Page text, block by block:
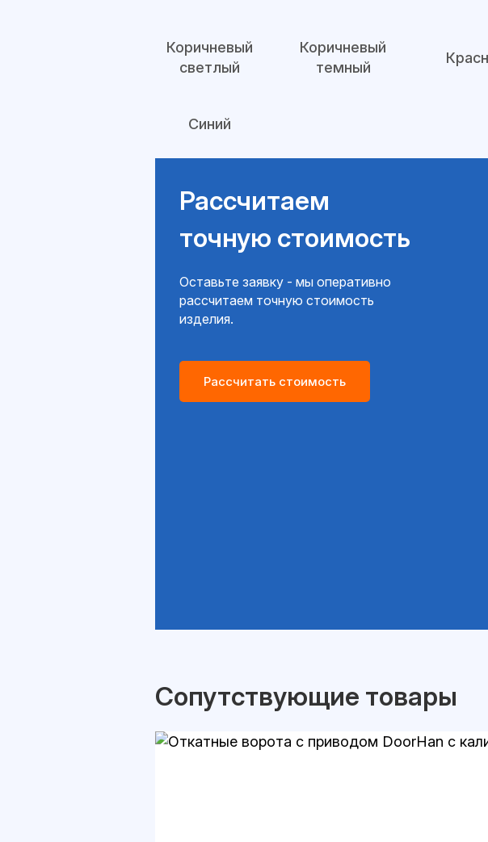
Коричневый
светлый
Коричневый
темный
Синий
Рассчитаем
точную стоимость
Оставьте заявку - мы оперативно
рассчитаем точную стоимость
изделия.
Рассчитать стоимость
Сопутствующие товары